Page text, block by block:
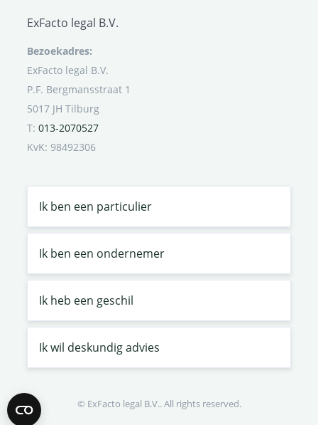
ExFacto legal B.V.
Bezoekadres:
ExFacto legal B.V.
P.F. Bergmansstraat 1
5017 JH Tilburg
T: 013-2070527
KvK: 98492306
Ik ben een particulier
Ik ben een ondernemer
Ik heb een geschil
Ik wil deskundig advies
© ExFacto legal B.V.. All rights reserved.